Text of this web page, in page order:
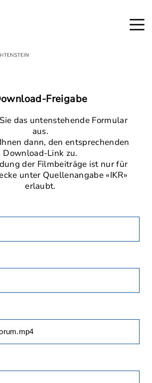
Freigabe
das untenstehende Formular
aus.
dann, den entsprechenden
Download-Link zu.
der Filmbeiträge ist nur für
unter Quellenangabe «IKR»
erlaubt.